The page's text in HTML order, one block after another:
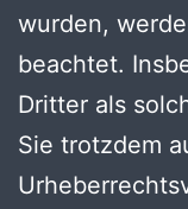
wurden,
beachtet.
Dritter als
Sie trotzdem